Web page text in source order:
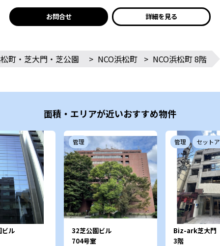
お問合せ 詳細を見る
町・芝大門・芝公園 > NCO浜松町 > NCO浜松町 8階
面積・エリアが近いおすすめ物件
ビル
管理
32芝公園ビル
704号室
管理 セット
Biz-ark芝大門
3階